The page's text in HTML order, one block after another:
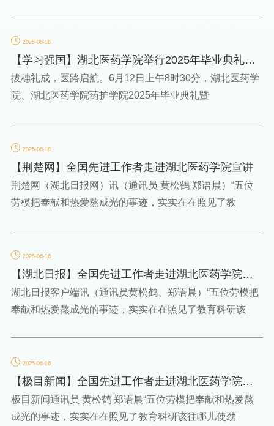
2025-06-16
【学习强国】湖北医药学院举行2025年毕业典礼暨
学位授予仪式
拔穗礼成，医路启航。6月12日上午8时30分，湖北医药学
院、湖北医药学院药护学院2025年毕业典礼暨
2025-06-16
【荆楚网】全国先进工作者走进湖北医药学院宣讲
荆楚网（湖北日报网）讯（通讯员 黄松鹤 郑语晨）“五位
劳模把奉献和热爱熬成光的事迹，实实在在照见了教
2025-06-16
【湖北日报】全国先进工作者走进湖北医药学院宣
讲
湖北日报客户端讯（通讯员黄松鹤、郑语晨）“五位劳模把
奉献和热爱熬成光的事迹，实实在在照见了教育科研该
2025-06-16
【极目新闻】全国先进工作者走进湖北医药学院宣
讲
极目新闻通讯员 黄松鹤 郑语晨“五位劳模把奉献和热爱熬
成光的事迹，实实在在照见了教育科研该往哪儿使劲